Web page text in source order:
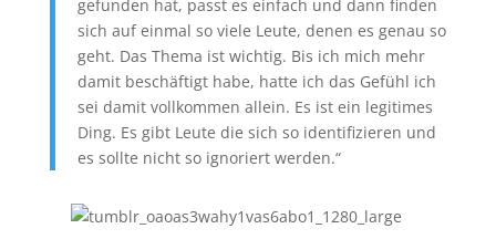
gefunden hat, passt es einfach und dann finden
sich auf einmal so viele Leute, denen es genau so
geht. Das Thema ist wichtig. Bis ich mich mehr
damit beschäftigt habe, hatte ich das Gefühl ich
sei damit vollkommen allein. Es ist ein legitimes
Ding. Es gibt Leute die sich so identifizieren und
es sollte nicht so ignoriert werden.“